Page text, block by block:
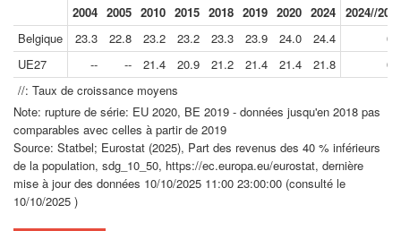
2004 2005 2010 2015 2018 2019 2020 2024 2024//
Belgique
23.3 22.8 23.2 23.2 23.3 23.9 24.0 24.4
UE27
-- -- 21.4 20.9 21.2 21.4 21.4 21.8
//: Taux de croissance moyens
Note: rupture de série: EU 2020, BE 2019 - données jusqu'en 2018 pas
comparables avec celles à partir de 2019
Source: Statbel; Eurostat (2025), Part des revenus des 40 % inférieurs
de la population, sdg_10_50, https://ec.europa.eu/eurostat, dernière
mise à jour des données 10/10/2025 11:00 23:00:00 (consulté le
10/10/2025 )